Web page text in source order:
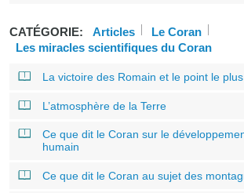
CATÉGORIE: Articles
Le Coran
Les miracles scientifiques du Coran
La victoire des Romain et le point le
L’atmosphère de la Terre
Ce que dit le Coran sur le
humain
Ce que dit le Coran au sujet des